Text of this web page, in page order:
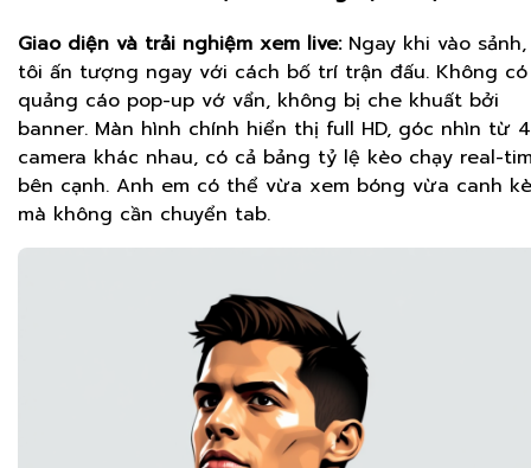
Giao diện và trải nghiệm xem live:Ngay khi vào sảnh,
tôi ấn tượng ngay với cách bố trí trận đấu. Không có
quảng cáo pop-up vớ vẩn, không bị che khuất bởi
banner. Màn hình chính hiển thị full HD, góc nhìn từ 4
camera khác nhau, có cả bảng tỷ lệ kèo chạy real-
bên cạnh. Anh em có thể vừa xem bóng vừa canh
mà không cần chuyển tab.